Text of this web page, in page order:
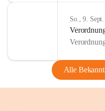
So., 9.
Alle